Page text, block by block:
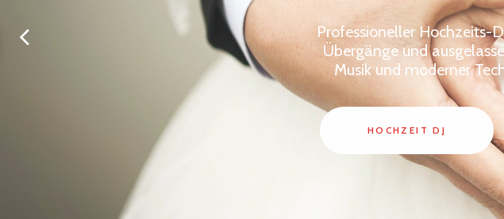
Professioneller Hochzeits-
Übergänge und
Musik und moderner
HOCHZEIT DJ